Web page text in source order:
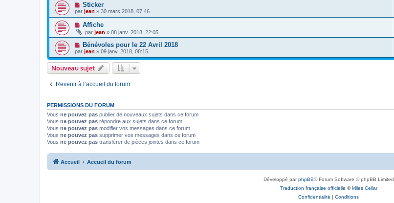
Sticker
par jean » 30 mars 2018, 07:46
Affiche
par jean » 08 janv. 2018, 22:05
Bénévoles pour le 22 Avril 2018
par jean » 09 janv. 2018, 08:15
Nouveau sujet
Revenir à l’accueil du forum
PERMISSIONS DU FORUM
Vous ne pouvez pas publier de nouveaux sujets dans ce forum
Vous ne pouvez pas répondre aux sujets dans ce forum
Vous ne pouvez pas modifier vos messages dans ce forum
Vous ne pouvez pas supprimer vos messages dans ce forum
Vous ne pouvez pas transférer de pièces jointes dans ce forum
Accueil Accueil du forum
Développé parphpBB® Forum Software © phpBB Limited
Traduction française officielle ©Miles Cellar
Confidentialité | Conditions